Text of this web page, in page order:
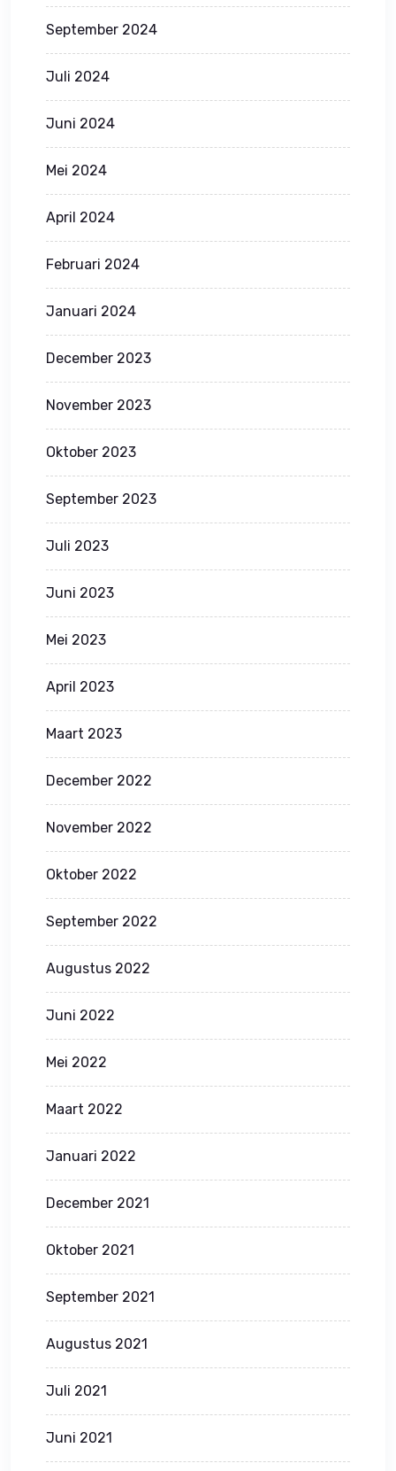
September 2024
Juli 2024
Juni 2024
Mei 2024
April 2024
Februari 2024
Januari 2024
December 2023
November 2023
Oktober 2023
September 2023
Juli 2023
Juni 2023
Mei 2023
April 2023
Maart 2023
December 2022
November 2022
Oktober 2022
September 2022
Augustus 2022
Juni 2022
Mei 2022
Maart 2022
Januari 2022
December 2021
Oktober 2021
September 2021
Augustus 2021
Juli 2021
Juni 2021